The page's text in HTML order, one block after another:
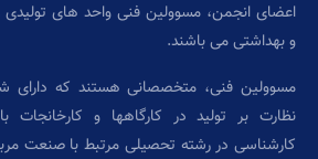
اعضای انجمن، مسوولین فنی واحد های تولیدی
و بهداشتی می باشند.
مسوولین فنی، متخصصانی هستند که دارای
نظارت بر تولید در کارگاهها و
کارشناسی در رشته تحصیلی مرتبط با صنعت